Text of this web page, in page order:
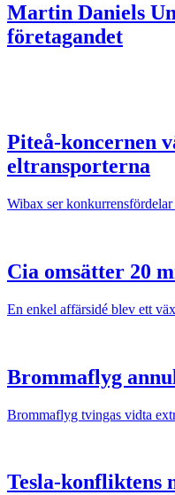
Martin Daniels
företagandet
Piteå-koncernen
eltransporterna
Wibax ser konkurrensfördelar
Cia omsätter 20
En enkel affärsidé blev ett
Brommaflyg
Brommaflyg tvingas vidta
Tesla-konfliktens